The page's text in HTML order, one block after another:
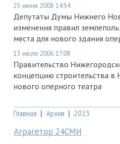
25 июня 2008 14:54
Депутаты Думы Нижнего
изменения правил
места для нового здания
13 июля 2006 17:08
Правительство
концепцию строительства
нового оперного театра
Главная | Архив | 2013
Аграгетор 24СМИ